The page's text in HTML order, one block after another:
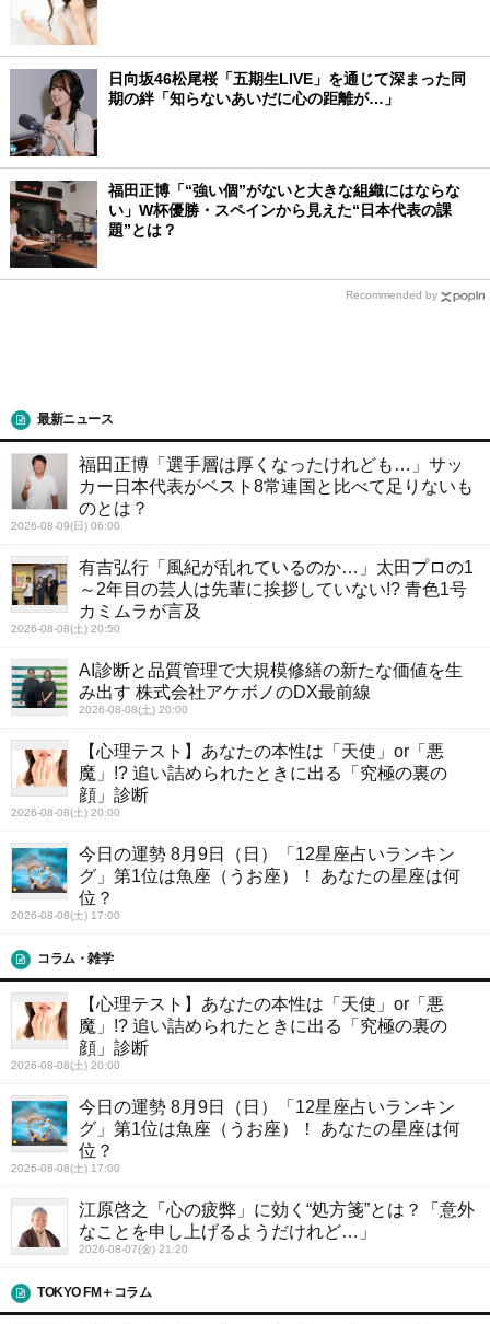
日向坂46松尾桜「五期生LIVE」を通じて深まった同
期の絆「知らないあいだに心の距離が…」
福田正博「“強い個”がないと大きな組織にはならな
い」W杯優勝・スペインから見えた“日本代表の課
題”とは？
Recommended by
最新ニュース
福田正博「選手層は厚くなったけれども…」サッ
カー日本代表がベスト8常連国と比べて足りないも
のとは？
2026-08-09(日) 06:00
有吉弘行「風紀が乱れているのか…」太田プロの1
～2年目の芸人は先輩に挨拶していない!? 青色1号
カミムラが言及
2026-08-08(土) 20:50
AI診断と品質管理で大規模修繕の新たな価値を生
み出す 株式会社アケボノのDX最前線
2026-08-08(土) 20:00
【心理テスト】あなたの本性は「天使」or「悪
魔」!? 追い詰められたときに出る「究極の裏の
顔」診断
2026-08-08(土) 20:00
今日の運勢 8月9日（日）「12星座占いランキン
グ」第1位は魚座（うお座）！ あなたの星座は何
位？
2026-08-08(土) 17:00
コラム・雑学
【心理テスト】あなたの本性は「天使」or「悪
魔」!? 追い詰められたときに出る「究極の裏の
顔」診断
2026-08-08(土) 20:00
今日の運勢 8月9日（日）「12星座占いランキン
グ」第1位は魚座（うお座）！ あなたの星座は何
位？
2026-08-08(土) 17:00
江原啓之「心の疲弊」に効く“処方箋”とは？「意外
なことを申し上げるようだけれど…」
2026-08-07(金) 21:20
TOKYO FM＋コラム